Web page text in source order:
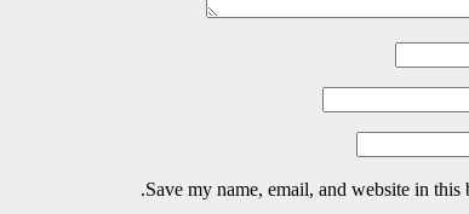
Save my name, email, and website in